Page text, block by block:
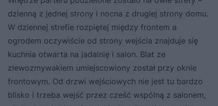
dzienną z jednej strony i nocna z drugiej strony domu.
W dziennej strefie rozpiętej między frontem a
ogrodem oczywiście od strony wejścia znajduje się
kuchnia otwarta na jadalnię i salon. Blat ze
zlewozmywakiem umiejscowiony został przy oknie
frontowym. Od drzwi wejściowych nie jest tu bardzo
blisko i trzeba wejść przez cześć wspólną z salonem,